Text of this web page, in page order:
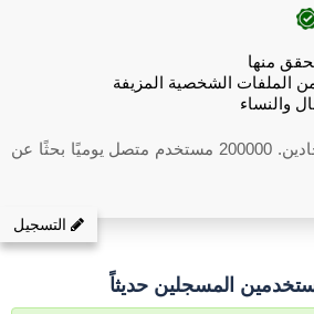
منها
والنساء
موقع التعارف للعزاب الجادين. 200000 مستخدم متصل يوميًا بحثًا عن
التسجيل
المسجلين حديثاً